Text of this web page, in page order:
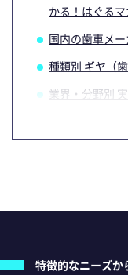
かる！はぐる
国内の歯車メ
種類別 ギヤ（
業界・分野別
ギヤ（歯車）
特徴的なニーズか